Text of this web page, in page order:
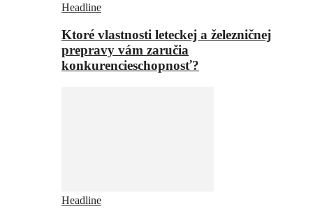
Headline
Ktoré vlastnosti leteckej a železničnej
prepravy vám zaručia
konkurencieschopnosť?
Headline